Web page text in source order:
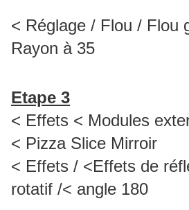
< Réglage / Flou / Flou
Rayon à 35
Etape 3
< Effets < Modules
< Pizza Slice Mirroir
< Effets / <Effets de
rotatif /< angle 180